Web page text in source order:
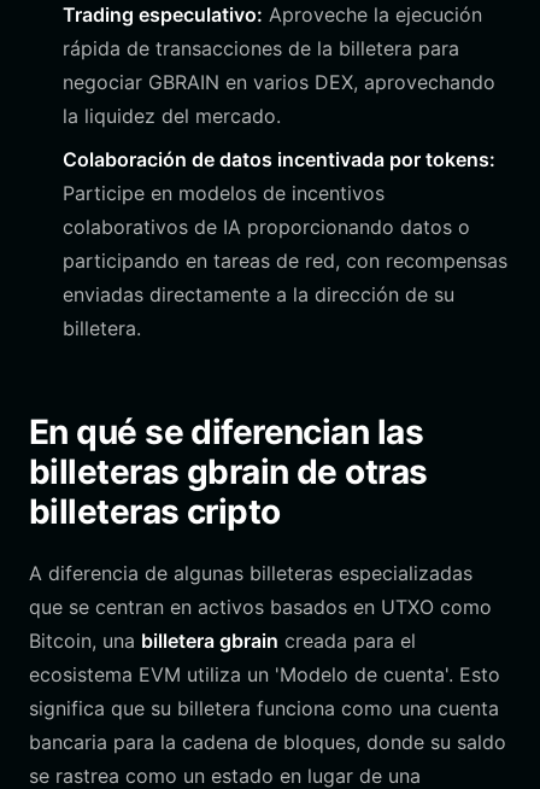
Trading especulativo: Aproveche la ejecución
rápida de transacciones de la billetera para
negociar GBRAIN en varios DEX, aprovechando
la liquidez del mercado.
Colaboración de datos incentivada por tokens:
Participe en modelos de incentivos
colaborativos de IA proporcionando datos o
participando en tareas de red, con recompensas
enviadas directamente a la dirección de su
billetera.
En qué se diferencian las
billeteras gbrain de otras
billeteras cripto
A diferencia de algunas billeteras especializadas
que se centran en activos basados en UTXO como
Bitcoin, una billetera gbrain creada para el
ecosistema EVM utiliza un 'Modelo de cuenta'. Esto
significa que su billetera funciona como una cuenta
bancaria para la cadena de bloques, donde su saldo
se rastrea como un estado en lugar de una